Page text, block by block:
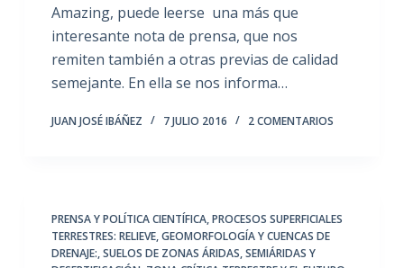
Amazing, puede leerse una más que
interesante nota de prensa, que nos
remiten también a otras previas de calidad
semejante. En ella se nos informa…
JUAN JOSÉ IBÁÑEZ 7 JULIO 2016 2 COMENTARIOS
PRENSA Y POLÍTICA CIENTÍFICA,PROCESOS SUPERFICIALES
TERRESTRES: RELIEVE, GEOMORFOLOGÍA Y CUENCAS DE
DRENAJE:,SUELOS DE ZONAS ÁRIDAS, SEMIÁRIDAS Y